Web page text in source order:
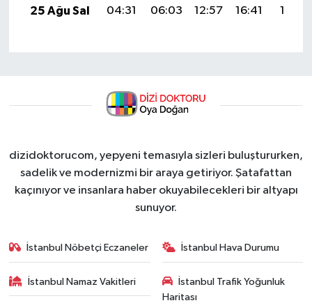
25 Ağu Sal
04:31 06:03 12:57 16:41 19:41
dizidoktorucom, yepyeni temasıyla sizleri buluştururken,
sadelik ve modernizmi bir araya getiriyor. Şatafattan
kaçınıyor ve insanlara haber okuyabilecekleri bir altyapı
sunuyor.
İstanbul Nöbetçi Eczaneler İstanbul Hava Durumu
İstanbul Namaz Vakitleri
İstanbul Trafik Yoğunluk
Haritası